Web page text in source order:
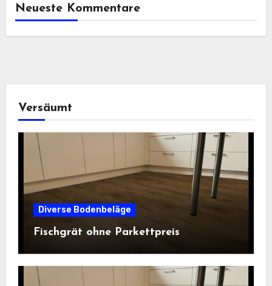
Neueste Kommentare
Versäumt
Diverse Bodenbeläge
Fischgrät ohne Parkettpreis